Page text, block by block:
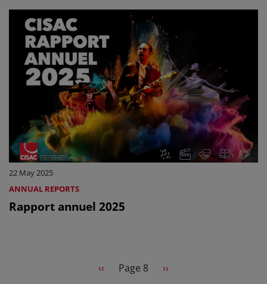
22 May 2025
ANNUAL REPORTS
Rapport annuel 2025
PaginationPrevious page
‹‹ Page 8 Next page
››